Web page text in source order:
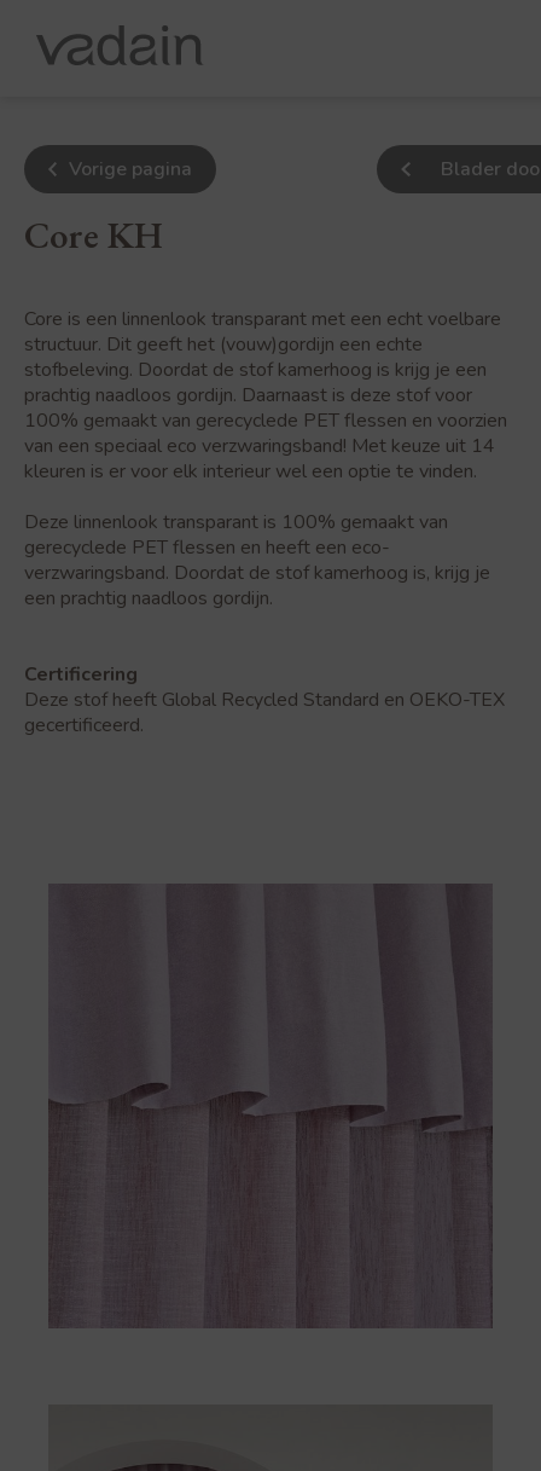
Vorige pagina Blader
Core KH
Core is een linnenlook transparant met een echt voelbare
structuur. Dit geeft het (vouw)gordijn een echte
stofbeleving. Doordat de stof kamerhoog is krijg je een
prachtig naadloos gordijn. Daarnaast is deze stof voor
100% gemaakt van gerecyclede PET flessen en voorzien
van een speciaal eco verzwaringsband! Met keuze uit 14
kleuren is er voor elk interieur wel een optie te vinden.
Deze linnenlook transparant is 100% gemaakt van
gerecyclede PET flessen en heeft een eco-
verzwaringsband. Doordat de stof kamerhoog is, krijg je
een prachtig naadloos gordijn.
Certificering
Deze stof heeft Global Recycled Standard en OEKO-TEX
gecertificeerd.